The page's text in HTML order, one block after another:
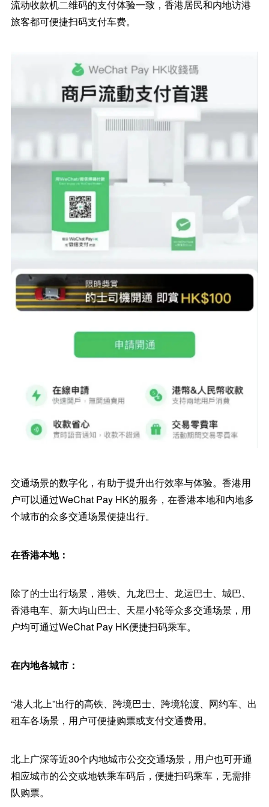
流动收款机二维码的支付体验一致，香港居民和内地访港
旅客都可便捷扫码支付车费。
交通场景的数字化，有助于提升出行效率与体验。香港用
户可以通过WeChat Pay HK的服务，在香港本地和内地多
个城市的众多交通场景便捷出行。
在香港本地：
除了的士出行场景，港铁、九龙巴士、龙运巴士、城巴、
香港电车、新大屿山巴士、天星小轮等众多交通场景，用
户均可通过WeChat Pay HK便捷扫码乘车。
在内地各城市：
“港人北上”出行的高铁、跨境巴士、跨境轮渡、网约车、出
租车各场景，用户可便捷购票或支付交通费用。
北上广深等近30个内地城市公交交通场景，用户也可开通
相应城市的公交或地铁乘车码后，便捷扫码乘车，无需排
队购票。